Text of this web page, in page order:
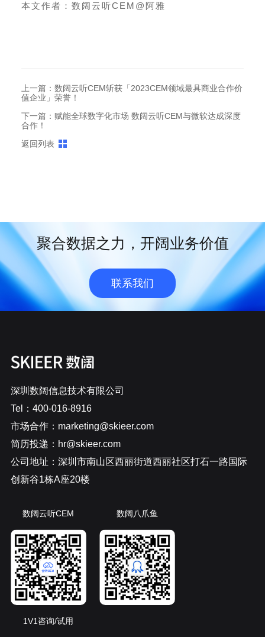
本文作者： 数阔云听CEM@阿雅
上一篇：数阔云听CEM斩获「2023CEM领域最具商业合作价
值企业」荣誉！
下一篇：赋能全球数字化市场 数阔云听CEM与微软达成深度
合作！
返回列表
聚合数据之力，开阔业务价值
联系我们
数阔云听CEM 数阔八爪鱼
1V1咨询/试用
深圳数阔信息技术有限公司
Tel：400-016-8916
市场合作：marketing@skieer.com
简历投递：hr@skieer.com
公司地址：深圳市南山区西丽街道西丽社区打石一路国际
创新谷1栋A座20楼